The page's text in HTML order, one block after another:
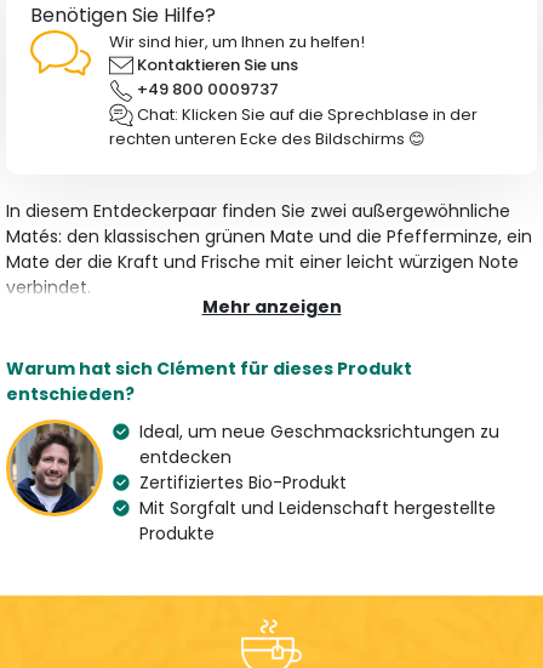
Benötigen Sie Hilfe?
Wir sind hier, um Ihnen zu helfen!
Kontaktieren Sie uns
+49 800 0009737
Chat: Klicken Sie auf die Sprechblase in der
rechten unteren Ecke des Bildschirms 😊
In diesem Entdeckerpaar finden Sie zwei außergewöhnliche
Matés: den klassischen grünen Mate und die Pfefferminze, ein
Mate der die Kraft und Frische mit einer leicht würzigen Note
verbindet.
Art
Mate
Aroma
Herkunft
Brasilien und Ägypten
Bio
Eigenschaft
Entzündungshemmend
Land des Spezialisten
Grüner Mate und Pfefferminz Mate
Mehr anzeigen
Warum hat sich Clément für dieses Produkt
entschieden?
Ideal, um neue Geschmacksrichtungen zu
entdecken
Zertifiziertes Bio-Produkt
Mit Sorgfalt und Leidenschaft hergestellte
Produkte